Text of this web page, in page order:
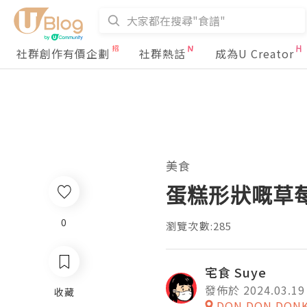
社群創作有價企劃 社群熱話 成為U Creator
0
收藏
美食
蛋糕形狀嘅草
瀏覽次數:285
宅食 Suye
發佈於 2024.03.19